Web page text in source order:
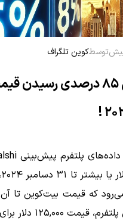
توسطکوین تلگراف
دلار برای بیت‌کوین در آغاز سال ۲۰۲۵ است.